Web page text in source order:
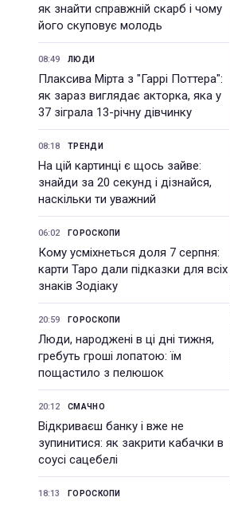
як знайти справжній скарб і чому
його скуповує молодь
08:49 ЛЮДИ
Плаксива Мірта з "Гаррі Поттера":
як зараз виглядає акторка, яка у
37 зіграла 13-річну дівчинку
08:18 ТРЕНДИ
На цій картинці є щось зайве:
знайди за 20 секунд і дізнайся,
наскільки ти уважний
06:02 ГОРОСКОПИ
Кому усміхнеться доля 7 серпня:
карти Таро дали підказки для всіх
знаків Зодіаку
20:59 ГОРОСКОПИ
Люди, народжені в ці дні тижня,
гребуть гроші лопатою: їм
пощастило з пелюшок
20:12 СМАЧНО
Відкриваєш банку і вже не
зупинитися: як закрити кабачки в
соусі сацебелі
18:13 ГОРОСКОПИ